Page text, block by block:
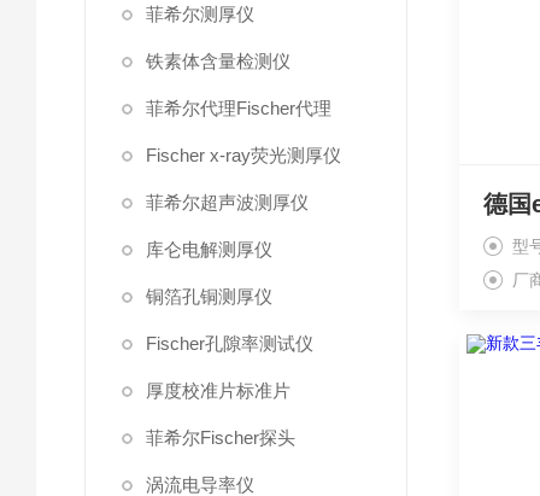
菲希尔测厚仪
铁素体含量检测仪
菲希尔代理Fischer代理
Fischer x-ray荧光测厚仪
菲希尔超声波测厚仪
库仑电解测厚仪
铜箔孔铜测厚仪
Fischer孔隙率测试仪
厚度校准片标准片
菲希尔Fischer探头
涡流电导率仪
型
厂